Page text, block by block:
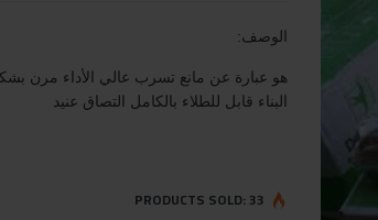
الوصف:
هو عبارة عن مانع تسرب عالي الأداء مرن
البناء قابل للطلاء بالكامل التصاق عنيد
PRODUCTS SOLD: 33